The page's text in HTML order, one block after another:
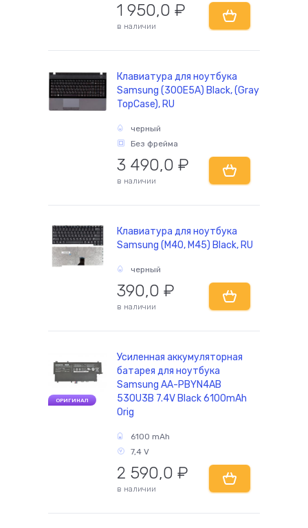
1 950,0 ₽
в наличии
Клавиатура для ноутбука
Samsung (300E5A) Black, (Gray
TopCase), RU
черный
Без фрейма
3 490,0 ₽
в наличии
Клавиатура для ноутбука
Samsung (M40, M45) Black, RU
черный
390,0 ₽
в наличии
ОРИГИНАЛ
Усиленная аккумуляторная
батарея для ноутбука
Samsung AA-PBYN4AB
530U3B 7.4V Black 6100mAh
Orig
6100 mAh
7,4 V
2 590,0 ₽
в наличии